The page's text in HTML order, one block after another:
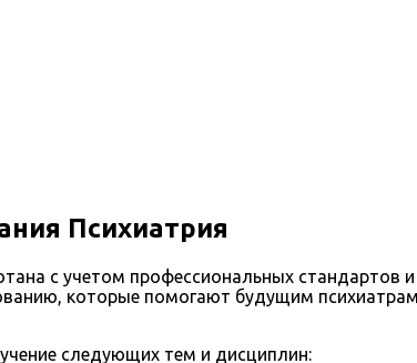
Психиатрия
с учетом профессиональных стандартов
которые помогают будущим
следующих тем и дисциплин: